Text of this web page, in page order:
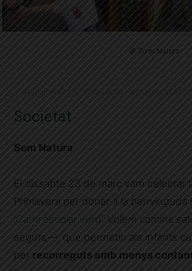
© Som Natura
Societat
Som Natura
El dissabte 23 de març vam celebrar
Primavera per donar-li la benvinguda
‘Camí escolar verd
’. Volem camins
segurs—, que permetin als infants
per recorreguts amb menys